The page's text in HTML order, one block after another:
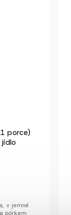
porce)
v jemné
pórkem.